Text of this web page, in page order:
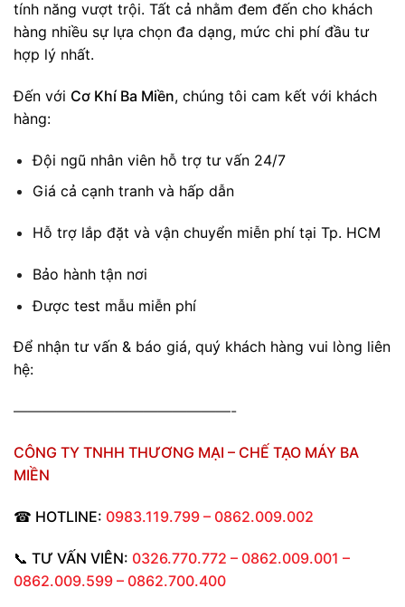
tính năng vượt trội. Tất cả nhằm đem đến cho khách
hàng nhiều sự lựa chọn đa dạng, mức chi phí đầu tư
hợp lý nhất.
Đến với Cơ Khí Ba Miền, chúng tôi cam kết với khách
hàng:
Đội ngũ nhân viên hỗ trợ tư vấn 24/7
Giá cả cạnh tranh và hấp dẫn
Hỗ trợ lắp đặt và vận chuyển miễn phí tại Tp. HCM
Bảo hành tận nơi
Được test mẫu miễn phí
Để nhận tư vấn & báo giá, quý khách hàng vui lòng liên
hệ:
———————————————-
CÔNG TY TNHH THƯƠNG MẠI – CHẾ TẠO MÁY BA
MIỀN
☎ HOTLINE: 0983.119.799 – 0862.009.002
📞 TƯ VẤN VIÊN: 0326.770.772 – 0862.009.001 –
0862.009.599 – 0862.700.400